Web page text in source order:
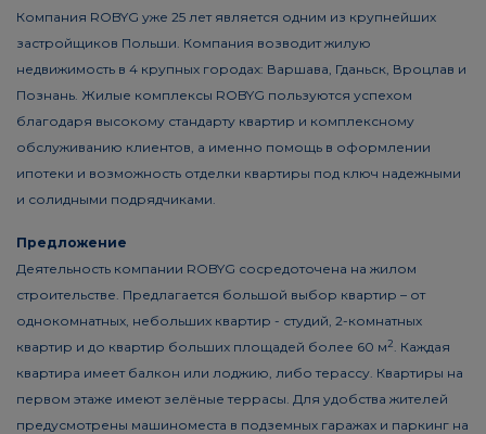
Компания ROBYG уже 25 лет является одним из крупнейших
застройщиков Польши. Компания возводит жилую
недвижимость в 4 крупных городах: Варшава, Гданьск, Вроцлав и
Познань. Жилые комплексы ROBYG пользуются успехом
благодаря высокому стандарту квартир и комплексному
обслуживанию клиентов, а именно помощь в оформлении
ипотеки и возможность отделки квартиры под ключ надежными
и солидными подрядчиками.
Предложение
Деятельность компании ROBYG сосредоточена на жилом
строительстве. Предлагается большой выбор квартир – от
однокомнатных, небольших квартир - студий, 2-комнатных
квартир и до квартир больших площадей более 60 м2. Каждая
квартира имеет балкон или лоджию, либо терассу. Квартиры на
первом этаже имеют зелёные террасы. Для удобства жителей
предусмотрены машиноместа в подземных гаражах и паркинг на